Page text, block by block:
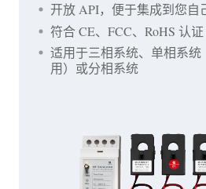
开放 API，便于集成到您自
符合 CE、FCC、RoHS 认证
适用于三相系统、单相系统
用）或分相系统